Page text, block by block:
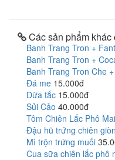
Các sản phẩm
Banh Trang Tron +
Banh Trang Tron +
Banh Trang Tron Che
Đá me 15.000đ
Dừa tắc 15.000đ
Sủi Cảo 40.000đ
Tôm Chiên Lắc Phô Mai
Đậu hũ trứng chiên giòn
Mì trộn trứng muối
Cua sữa chiên lắc phô